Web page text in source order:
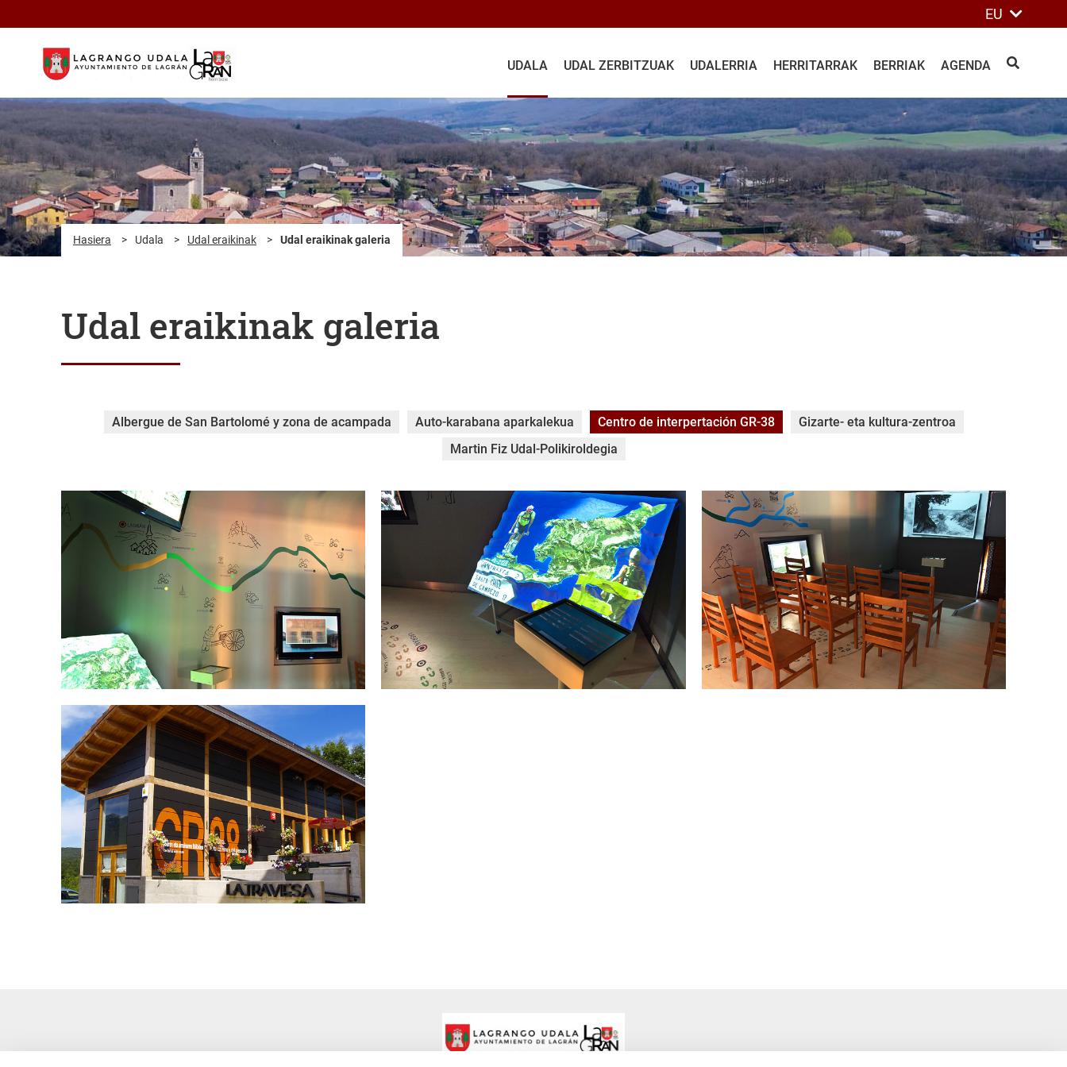
EU
UDALA UDAL ZERBITZUAK UDALERRIA HERRITARRAK BERRIAK AGENDA BILATU
Hasiera > Udala > Udal eraikinak > Udal eraikinak galeria
Udal eraikinak galeria
Albergue de San Bartolomé y zona de acampada Auto-karabana aparkalekua Centro de interpertación GR-38
Gizarte- eta kultura-zentroa
Martin Fiz Udal-Polikiroldegia
lagran-la-traviesa-006.jpg lagran-la-traviesa-005.jpg lagran-la-traviesa-004.jpg
lagran-la-traviesa-001.jpg